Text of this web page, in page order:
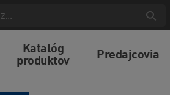
Katalóg
produktov
Predajcovia